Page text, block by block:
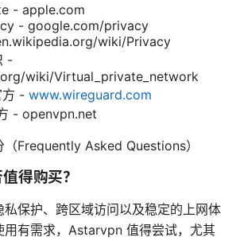
- apple.com
- google.com/privacy
wiki/Privacy
-
wiki/Virtual_private_network
方 - www.wireguard.com
- openvpn.net
（Frequently Asked Questions）
得购买？
保护、跨区域访问以及稳定的上网体
用有需求，Astarvpn 值得尝试，尤其